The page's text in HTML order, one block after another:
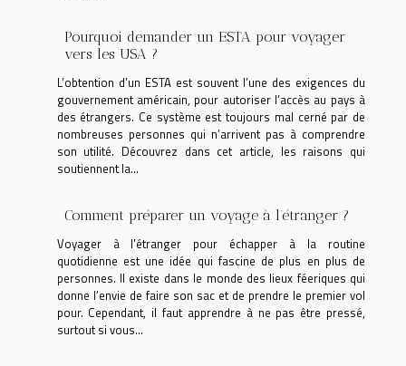
Pourquoi demander un ESTA pour voyager
vers les USA ?
L’obtention d’un ESTA est souvent l’une des exigences du
gouvernement américain, pour autoriser l’accès au pays à
des étrangers. Ce système est toujours mal cerné par de
nombreuses personnes qui n’arrivent pas à comprendre
son utilité. Découvrez dans cet article, les raisons qui
soutiennent la...
Comment préparer un voyage à l’étranger ?
Voyager à l'étranger pour échapper à la routine
quotidienne est une idée qui fascine de plus en plus de
personnes. Il existe dans le monde des lieux féeriques qui
donne l’envie de faire son sac et de prendre le premier vol
pour. Cependant, il faut apprendre à ne pas être pressé,
surtout si vous...